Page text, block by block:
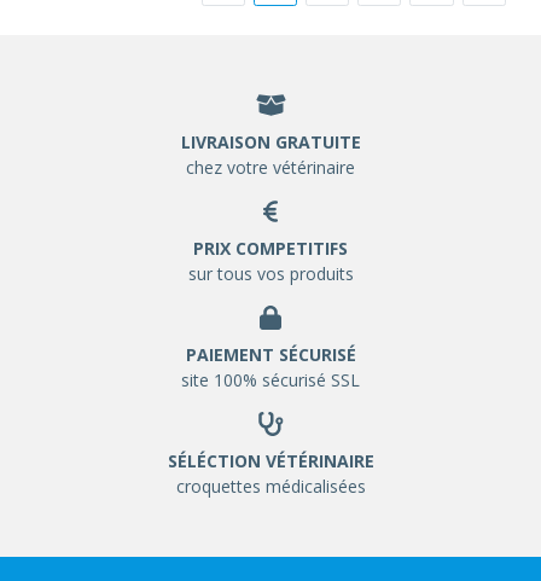
LIVRAISON GRATUITE
chez votre vétérinaire
PRIX COMPETITIFS
sur tous vos produits
PAIEMENT SÉCURISÉ
site 100% sécurisé SSL
SÉLÉCTION VÉTÉRINAIRE
croquettes médicalisées